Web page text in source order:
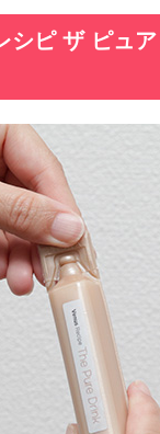
シピ ザ ピュア